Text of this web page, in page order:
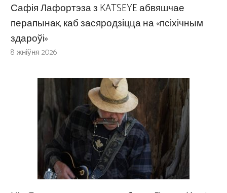
Сафія Лафортэза з KATSEYE абвяшчае
перапынак, каб засяродзіцца на «псіхічным
здароўі»
8 жніўня 2026